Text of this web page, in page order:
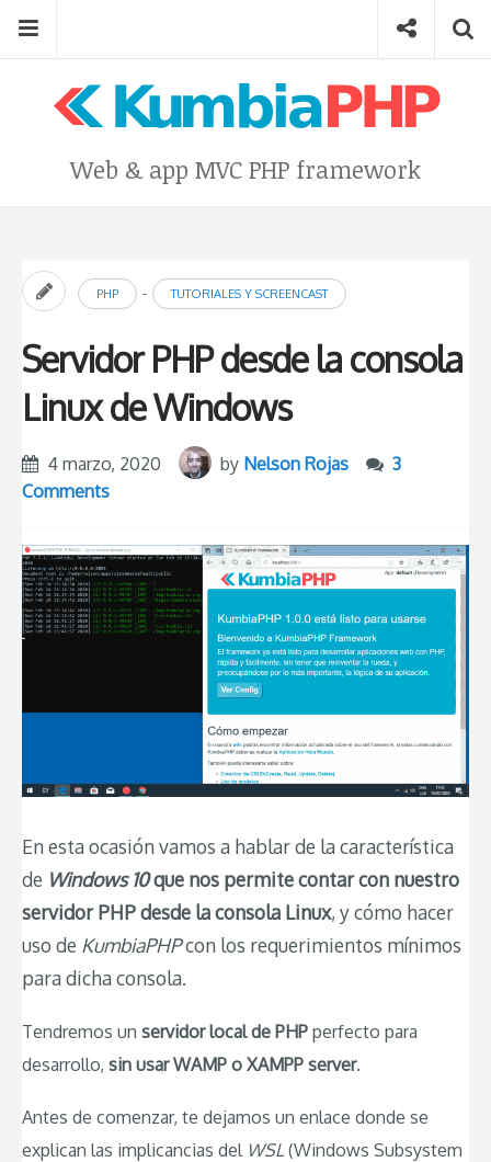
content
Menu
Type your search keyword, and press enter to search
Social
Web & app MVC PHP framework
PHP - TUTORIALES Y SCREENCAST
Servidor PHP desde la consola
Linux de Windows
4 marzo, 2020 by Nelson Rojas
3
Comments
En esta ocasión vamos a hablar de la característica
de Windows 10que nos permite contar con nuestro
servidor PHP desde la consola Linux, y cómo hacer
uso de KumbiaPHPcon los requerimientos mínimos
para dicha consola.
Tendremos un servidor local de PHP perfecto para
desarrollo, sin usar WAMP o XAMPP server.
Antes de comenzar, te dejamos un enlace donde se
explican las implicancias del WSL (Windows Subsystem